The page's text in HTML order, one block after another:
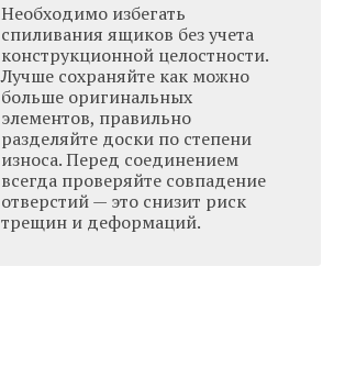
Необходимо избегать
спиливания ящиков без учета
конструкционной целостности.
Лучше сохраняйте как можно
больше оригинальных
элементов, правильно
разделяйте доски по степени
износа. Перед соединением
всегда проверяйте совпадение
отверстий — это снизит риск
трещин и деформаций.